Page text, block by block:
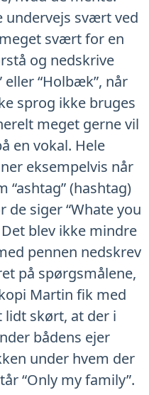
undervejs svært ved
svært for en
og nedskrive
“Holbæk”, når
sprog ikke bruges
meget gerne vil
en vokal. Hele
eksempelvis når
“ashtag” (hashtag)
de siger “Whate you
blev ikke mindre
pennen nedskrev
på spørgsmålene,
Martin fik med
lidt skørt, at der i
bådens ejer
under hvem der
“Only my family”.